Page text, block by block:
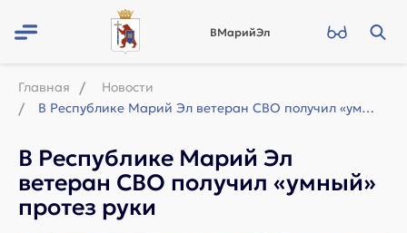
ВМарийЭл
Главная
Новости
В Республике Марий Эл ветеран СВО получил «умный» протез руки
В Республике Марий Эл
ветеран СВО получил «умный»
протез руки